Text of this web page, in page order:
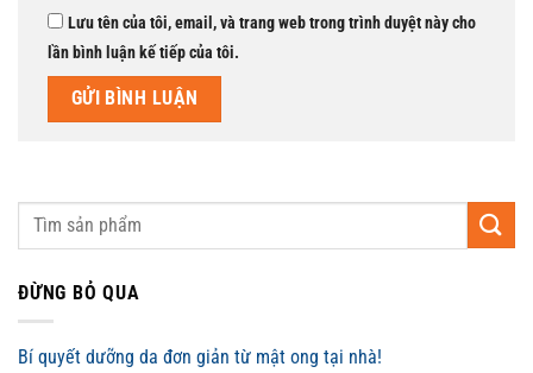
Lưu tên của tôi, email, và trang web trong trình duyệt này cho
lần bình luận kế tiếp của tôi.
ĐỪNG BỎ QUA
Bí quyết dưỡng da đơn giản từ mật ong tại nhà!